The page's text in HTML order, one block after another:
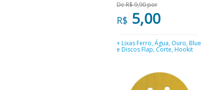
De R$ 9,90 por
R$ 5,00
+ Lixas Ferro, Água, Ouro, Blue
e Discos Flap, Corte, Hookit